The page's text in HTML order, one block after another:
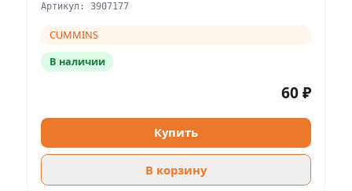
Артикул: 3907177
CUMMINS
В наличии
60 ₽
Купить
В корзину